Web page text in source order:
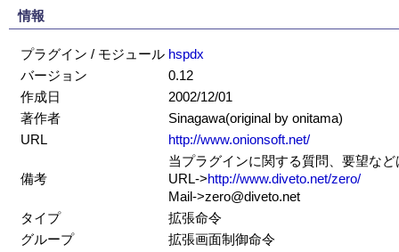
情報
プラグイン / モジュール hspdx
バージョン
0.12
作成日
2002/12/01
著作者
Sinagawa(original by onitama)
URL
http://www.onionsoft.net/
備考
当プラグインに関する質問、要望な
URL->http://www.diveto.net/zero/
Mail->zero@diveto.net
タイプ
拡張命令
グループ
拡張画面制御命令